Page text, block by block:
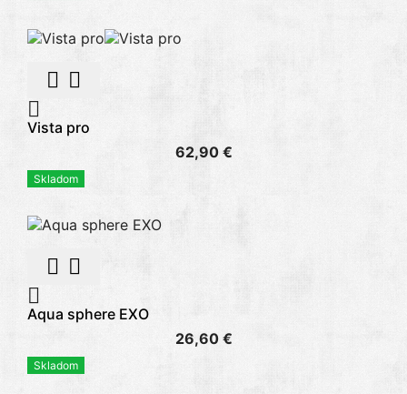
 

Vista pro
62,90 €
Skladom



Aqua sphere EXO
26,60 €
Skladom